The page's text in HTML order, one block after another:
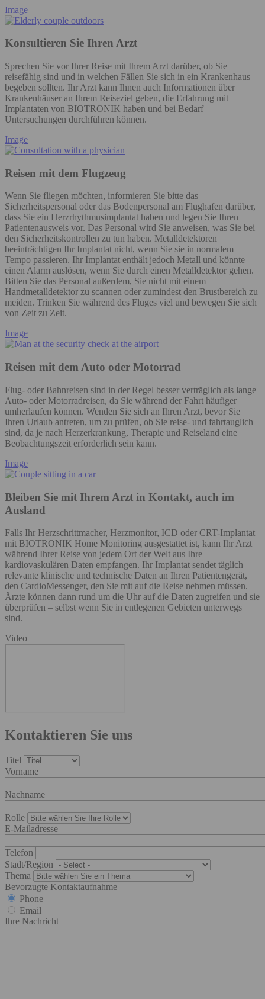
Image
Konsultieren Sie Ihren Arzt
Sprechen Sie vor Ihrer Reise mit Ihrem Arzt darüber, ob Sie
reisefähig sind und in welchen Fällen Sie sich in ein Krankenhaus
begeben sollten. Ihr Arzt kann Ihnen auch Informationen über
Krankenhäuser an Ihrem Reiseziel geben, die Erfahrung mit
Implantaten von BIOTRONIK haben und bei Bedarf
Untersuchungen durchführen können.
Image
Reisen mit dem Flugzeug
Wenn Sie fliegen möchten, informieren Sie bitte das
Sicherheitspersonal oder das Bodenpersonal am Flughafen darüber,
dass Sie ein Herzrhythmusimplantat haben und legen Sie Ihren
Patientenausweis vor. Das Personal wird Sie anweisen, was Sie bei
den Sicherheitskontrollen zu tun haben. Metalldetektoren
beeinträchtigen Ihr Implantat nicht, wenn Sie sie in normalem
Tempo passieren. Ihr Implantat enthält jedoch Metall und könnte
einen Alarm auslösen, wenn Sie durch einen Metalldetektor gehen.
Bitten Sie das Personal außerdem, Sie nicht mit einem
Handmetalldetektor zu scannen oder zumindest den Brustbereich zu
meiden. Trinken Sie während des Fluges viel und bewegen Sie sich
von Zeit zu Zeit.
Image
Reisen mit dem Auto oder Motorrad
Flug- oder Bahnreisen sind in der Regel besser verträglich als lange
Auto- oder Motorradreisen, da Sie während der Fahrt häufiger
umherlaufen können. Wenden Sie sich an Ihren Arzt, bevor Sie
Ihren Urlaub antreten, um zu prüfen, ob Sie reise- und fahrtauglich
sind, da je nach Herzerkrankung, Therapie und Reiseland eine
Beobachtungszeit erforderlich sein kann.
Image
Bleiben Sie mit Ihrem Arzt in Kontakt, auch im
Ausland
Falls Ihr Herzschrittmacher, Herzmonitor, ICD oder CRT-Implantat
mit BIOTRONIK Home Monitoring ausgestattet ist, kann Ihr Arzt
während Ihrer Reise von jedem Ort der Welt aus Ihre
kardiovaskulären Daten empfangen. Ihr Implantat sendet täglich
relevante klinische und technische Daten an Ihren Patientengerät,
den CardioMessenger, den Sie mit auf die Reise nehmen müssen.
Ärzte können dann rund um die Uhr auf die Daten zugreifen und sie
überprüfen – selbst wenn Sie in entlegenen Gebieten unterwegs
sind.
Video
Kontaktieren Sie uns
Titel
Vorname
Nachname
Rolle
E-Mailadresse
Telefon
Stadt/Region
Thema
Bevorzugte Kontaktaufnahme
Phone
Email
Ihre Nachricht